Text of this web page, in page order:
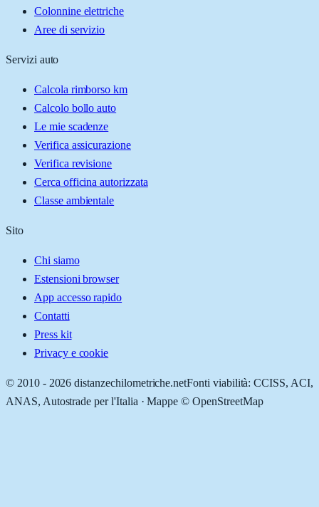
Colonnine elettriche
Aree di servizio
Servizi auto
Calcola rimborso km
Calcolo bollo auto
Le mie scadenze
Verifica assicurazione
Verifica revisione
Cerca officina autorizzata
Classe ambientale
Sito
Chi siamo
Estensioni browser
App accesso rapido
Contatti
Press kit
Privacy e cookie
© 2010 - 2026 distanzechilometriche.netFonti viabilità: CCISS, ACI,
ANAS, Autostrade per l'Italia · Mappe © OpenStreetMap